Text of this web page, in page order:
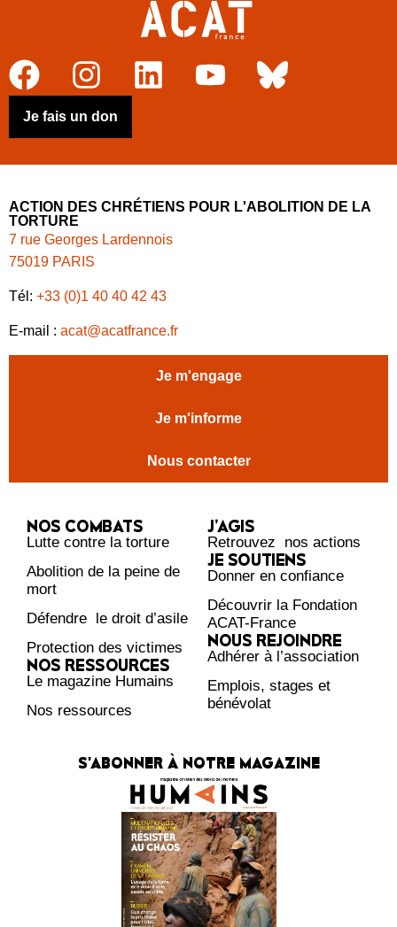
Je fais un don
ACTION DES CHRÉTIENS POUR L'ABOLITION DE LA
TORTURE
7 rue Georges Lardennois
75019 PARIS
Tél: +33 (0)1 40 40 42 43
E-mail : acat@acatfrance.fr
Je m'engage
Je m'informe
Nous contacter
NOS COMBATS
Lutte contre la torture
Abolition de la peine de
mort
Défendre le droit d’asile
Protection des victimes
NOS RESSOURCES
Le magazine Humains
Nos ressources
J’AGIS
Retrouvez nos actions
JE SOUTIENS
Donner en confiance
Découvrir la Fondation
ACAT-France
NOUS REJOINDRE
Adhérer à l’association
Emplois, stages et
bénévolat
S'ABONNER À NOTRE MAGAZINE